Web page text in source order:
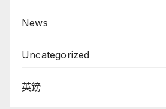
News
Uncategorized
英鎊